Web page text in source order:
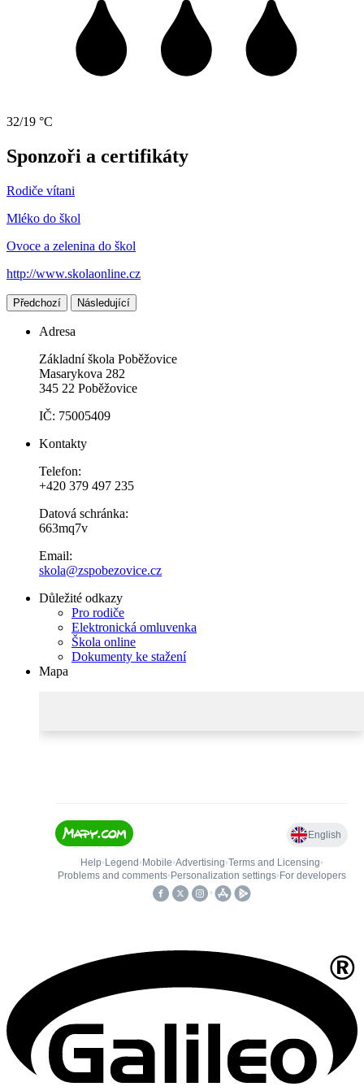
32/19 °C
Sponzoři a certifikáty
Rodiče vítani
Mléko do škol
Ovoce a zelenina do škol
http://www.skolaonline.cz
Předchozí Následující
Adresa
Základní škola Poběžovice
Masarykova 282
345 22 Poběžovice
IČ: 75005409
Kontakty
Telefon:
+420 379 497 235
Datová schránka:
663mq7v
Email:
skola@zspobezovice.cz
Důležité odkazy
Pro rodiče
Elektronická omluvenka
Škola online
Dokumenty ke stažení
Mapa